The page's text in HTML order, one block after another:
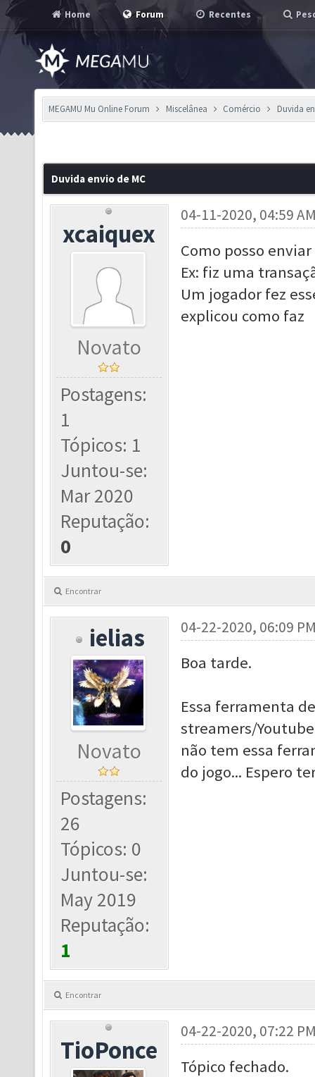
Home Forum Recentes
MEGAMU Mu Online Forum Miscelânea Comércio Duvida
Duvida envio de MC
xcaiquex
Novato
Postagens:
1
Tópicos: 1
Juntou-se:
Mar 2020
Reputação:
0
04-11-2020, 04:59
Como posso
Ex: fiz uma
Um jogador fez
explicou como faz
Encontrar
ielias
Novato
Postagens:
26
Tópicos: 0
Juntou-se:
May 2019
Reputação:
1
04-22-2020, 06:09
Boa tarde.
Essa ferramenta
streamers/
não tem essa
do jogo... Espero
Encontrar
TioPonce
04-22-2020, 07:22
Tópico fechado.